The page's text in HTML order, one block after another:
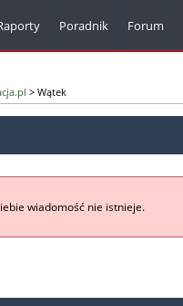
Poradnik Forum
> Wątek
wiadomość nie istnieje.